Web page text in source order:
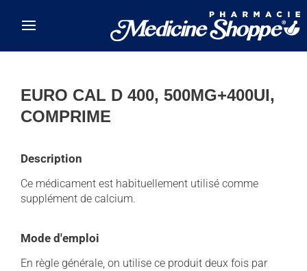
EURO CAL D 400, 500MG+400UI,
COMPRIME
Description
Ce médicament est habituellement utilisé comme
supplément de calcium.
Mode d'emploi
En règle générale, on utilise ce produit deux fois par